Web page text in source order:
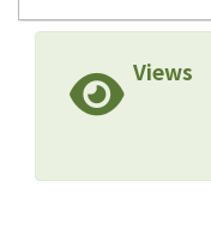
Views